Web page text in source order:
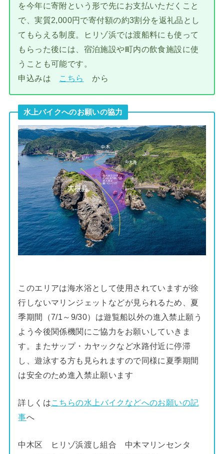
を今年に寄附という形で先にお支払いただくこと
で、実質2,000円で寄付額の約3割分を返礼品とし
てもらえる制度。ヒリゾ浜では渡船料にも使って
もらった後には、宿泊施設や町内の飲食施設に使
うことも可能です。
申込みは こちら から
水上バイクへのお願いの協力
このエリアは海水浴として使用されていますが徐
行しないマリンジェットなどが見られるため、夏
季期間（7/1～9/30）は遊覧船以外の進入禁止願う
よう今後関係機関にご協力をお願いしていきま
す。またサップ・カヤックなど水路付近に停滞
し、遊泳する方も見られますので同様に夏季期間
は安全のため進入禁止願います
詳しくはこちらの水上バイクなどへのお願いの記
事へ
中木区 ヒリゾ浜渡し組合 中木マリンセンタ